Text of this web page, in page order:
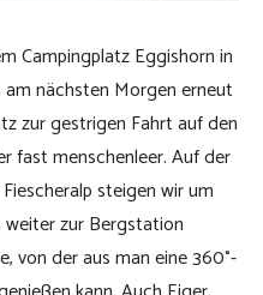
Campingplatz Eggishorn in
nächsten Morgen erneut
zur gestrigen Fahrt auf den
fast menschenleer. Auf der
steigen wir um
zur Bergstation
von der aus man eine 360°-